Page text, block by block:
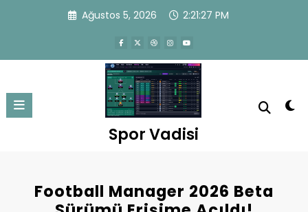
Ağustos 5, 2026 2:21:28 PM
Spor Vadisi
Football Manager 2026 Beta